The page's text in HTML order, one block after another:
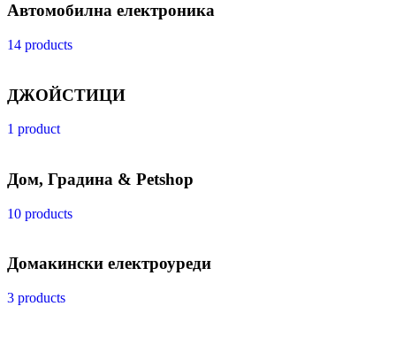
Автомобилна електроника
14 products
ДЖОЙСТИЦИ
1 product
Дом, Градина & Petshop
10 products
Домакински електроуреди
3 products